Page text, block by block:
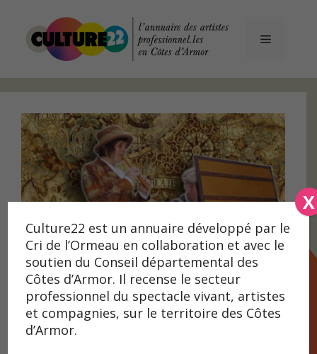
contenu
Menu
Culture22 est un annuaire développé par le
Cri de l’Ormeau en collaboration et avec le
soutien du Conseil départemental des
Côtes d’Armor. Il recense le secteur
professionnel du spectacle vivant, artistes
et compagnies, sur le territoire des Côtes
d’Armor.
X